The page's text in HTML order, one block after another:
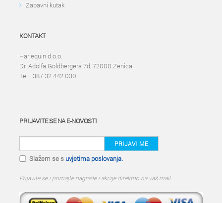
Zabavni kutak
KONTAKT
Harlequin d.o.o.
Dr. Adolfa Goldbergera 7d, 72000 Zenica
Tel:+387 32 442 030
PRIJAVITE SE NA E-NOVOSTI
PRIJAVI ME
Slažem se s uvjetima poslovanja.
Prijavite se i primajte nagrade i akcije direktno na vaš mail.